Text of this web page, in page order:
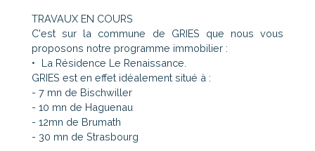
TRAVAUX EN COURS
C'est sur la commune de GRIES que nous vous
proposons notre programme immobilier :
La Résidence Le Renaissance.
GRIES est en effet idéalement situé à :
- 7 mn de Bischwiller
- 10 mn de Haguenau
- 12mn de Brumath
- 30 mn de Strasbourg